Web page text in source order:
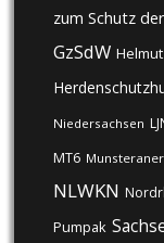
zum Schutz
GzSdW
Niedersachsen
MT6
NLWKN
Pumpak